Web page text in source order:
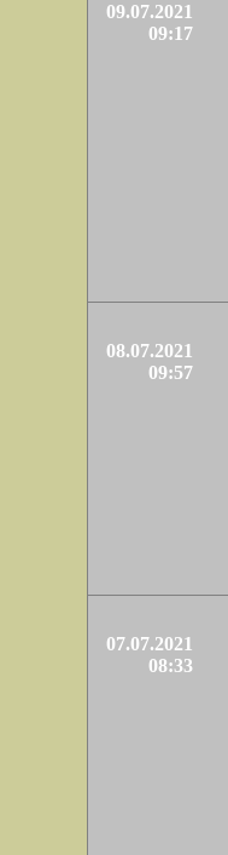
09.07.2021
09:17
08.07.2021
09:57
07.07.2021
08:33